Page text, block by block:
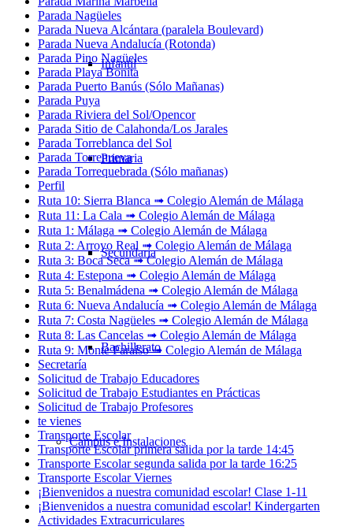
Infantil
Primaria
Secundaria
Bachillerato
Campus e Instalaciones
Parada Nagüeles
Parada Nueva Alcántara (paralela Boulevard)
Parada Nueva Andalucía (Rotonda)
Parada Pino Nagüeles
Parada Playa Bonita
Parada Puerto Banús (Sólo Mañanas)
Parada Puya
Parada Riviera del Sol/Opencor
Parada Sitio de Calahonda/Los Jarales
Parada Torreblanca del Sol
Parada Torrenueva
Parada Torrequebrada (Sólo mañanas)
Perfil
Ruta 10: Sierra Blanca ➟ Colegio Alemán de Málaga
Ruta 11: La Cala ➟ Colegio Alemán de Málaga
Ruta 1: Málaga ➟ Colegio Alemán de Málaga
Ruta 2: Arroyo Real ➟ Colegio Alemán de Málaga
Ruta 3: Boca Seca ➟ Colegio Alemán de Málaga
Ruta 4: Estepona ➟ Colegio Alemán de Málaga
Ruta 5: Benalmádena ➟ Colegio Alemán de Málaga
Ruta 6: Nueva Andalucía ➟ Colegio Alemán de Málaga
Ruta 7: Costa Nagüeles ➟ Colegio Alemán de Málaga
Ruta 8: Las Cancelas ➟ Colegio Alemán de Málaga
Ruta 9: Monte Paraíso ➟ Colegio Alemán de Málaga
Secretaría
Solicitud de Trabajo Educadores
Solicitud de Trabajo Estudiantes en Prácticas
Solicitud de Trabajo Profesores
te vienes
Transporte Escolar
Transporte Escolar primera salida por la tarde 14:45
Transporte Escolar segunda salida por la tarde 16:25
Transporte Escolar Viernes
¡Bienvenidos a nuestra comunidad escolar! Clase 1-11
¡Bienvenidos a nuestra comunidad escolar! Kindergarten
Actividades Extracurriculares